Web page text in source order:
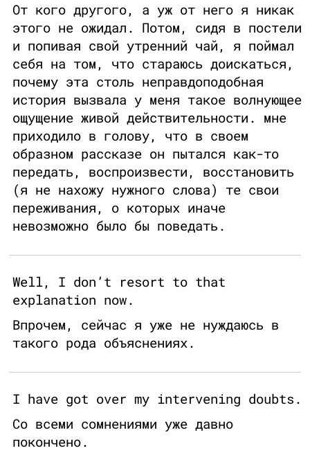
От кого другого, а уж от него я никак
этого не ожидал. Потом, сидя в постели
и попивая свой утренний чай, я поймал
себя на том, что стараюсь доискаться,
почему эта столь неправдоподобная
история вызвала у меня такое волнующее
ощущение живой действительности. мне
приходило в голову, что в своем
образном рассказе он пытался как-то
передать, воспроизвести, восстановить
(я не нахожу нужного слова) те свои
переживания, о которых иначе
невозможно было бы поведать.
Well, I don’t resort to that
explanation now.
Впрочем, сейчас я уже не нуждаюсь в
такого рода объяснениях.
I have got over my intervening doubts.
Со всеми сомнениями уже давно
покончено.